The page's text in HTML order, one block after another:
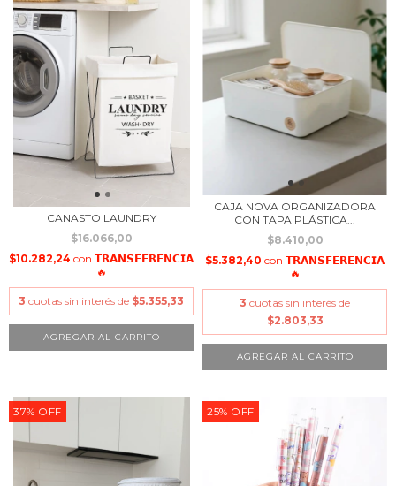
CANASTO LAUNDRY
$16.066,00
$10.282,24 con 𝗧𝗥𝗔𝗡𝗦𝗙𝗘𝗥𝗘𝗡𝗖𝗜𝗔
🔥
3 cuotas sin interés de $5.355,33
CAJA NOVA ORGANIZADORA
CON TAPA PLÁSTICA...
$8.410,00
$5.382,40 con 𝗧𝗥𝗔𝗡𝗦𝗙𝗘𝗥𝗘𝗡𝗖𝗜𝗔
🔥
3 cuotas sin interés de
$2.803,33
37% OFF 25% OFF